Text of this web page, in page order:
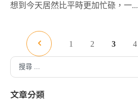
想到今天居然比平時更加忙碌，一...
1 2 3 4
文章分類